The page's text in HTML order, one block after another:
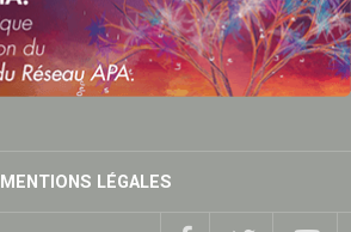
MENTIONS LÉGALES